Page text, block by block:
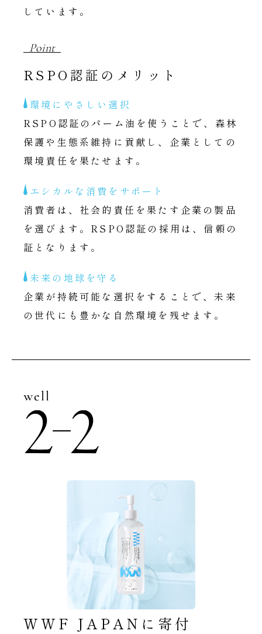
しています。
Point
RSPO認証のメリット
環境にやさしい選択
RSPO認証のパーム油を使うことで、森林
保護や生態系維持に貢献し、企業としての
環境責任を果たせます。
エシカルな消費をサポート
消費者は、社会的責任を果たす企業の製品
を選びます。RSPO認証の採用は、信頼の
証となります。
未来の地球を守る
企業が持続可能な選択をすることで、未来
の世代にも豊かな自然環境を残せます。
WWF JAPANに寄付